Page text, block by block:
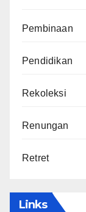
Pembinaan
Pendidikan
Rekoleksi
Renungan
Retret
Links